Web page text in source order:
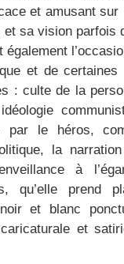
et amusant sur
et sa vision parfois
et de certaines
: culte de la
par le héros,
la
à
qu’elle prend
et blanc
et